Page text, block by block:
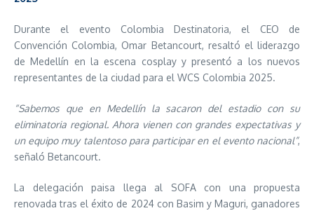
Durante el evento Colombia Destinatoria, el CEO de
Convención Colombia, Omar Betancourt, resaltó el liderazgo
de Medellín en la escena cosplay y presentó a los nuevos
representantes de la ciudad para el WCS Colombia 2025.
“Sabemos que en Medellín la sacaron del estadio con su
eliminatoria regional. Ahora vienen con grandes expectativas y
un equipo muy talentoso para participar en el evento nacional”,
señaló Betancourt.
La delegación paisa llega al SOFA con una propuesta
renovada tras el éxito de 2024 con Basim y Maguri, ganadores